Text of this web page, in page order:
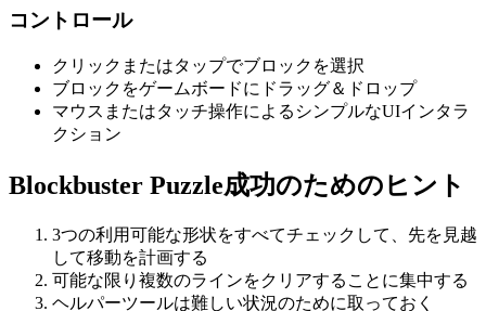
コントロール
クリックまたはタップでブロックを選択
ブロックをゲームボードにドラッグ＆ドロップ
マウスまたはタッチ操作によるシンプルなUIインタラ
クション
Blockbuster Puzzle成功のためのヒント
3つの利用可能な形状をすべてチェックして、先を見越
して移動を計画する
可能な限り複数のラインをクリアすることに集中する
ヘルパーツールは難しい状況のために取っておく